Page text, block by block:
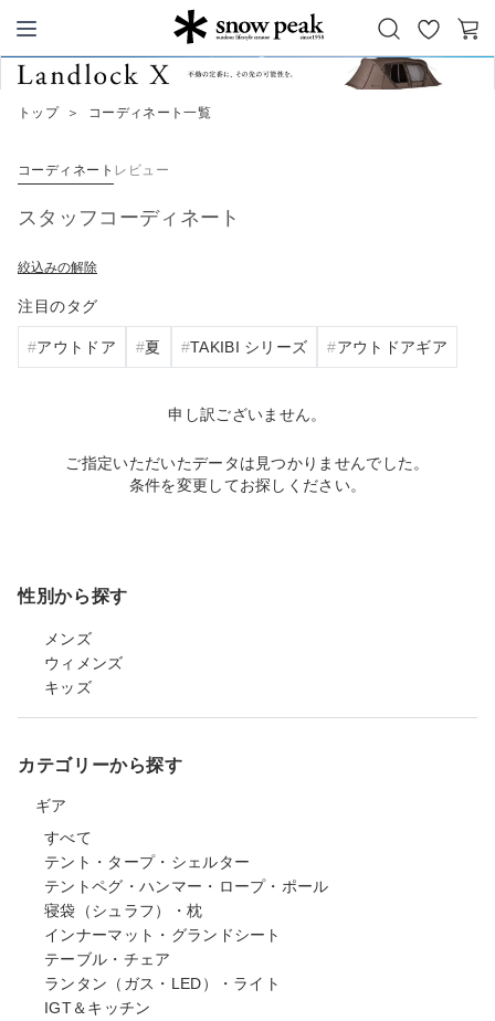
Snow Peak
お
気
カ
トップ ＞ コーディネート一覧
コーディネート レビュー
スタッフコーディネート
絞込みの解除
注目のタグ
アウトドア 夏 TAKIBI シリーズ アウトドアギア
申し訳ございません。
ご指定いただいたデータは見つかりませんでした。
条件を変更してお探しください。
性別から探す
メンズ
ウィメンズ
キッズ
カテゴリーから探す
ギア
すべて
テント・タープ・シェルター
テントペグ・ハンマー・ロープ・ポール
寝袋（シュラフ）・枕
インナーマット・グランドシート
テーブル・チェア
ランタン（ガス・LED）・ライト
IGT＆キッチン